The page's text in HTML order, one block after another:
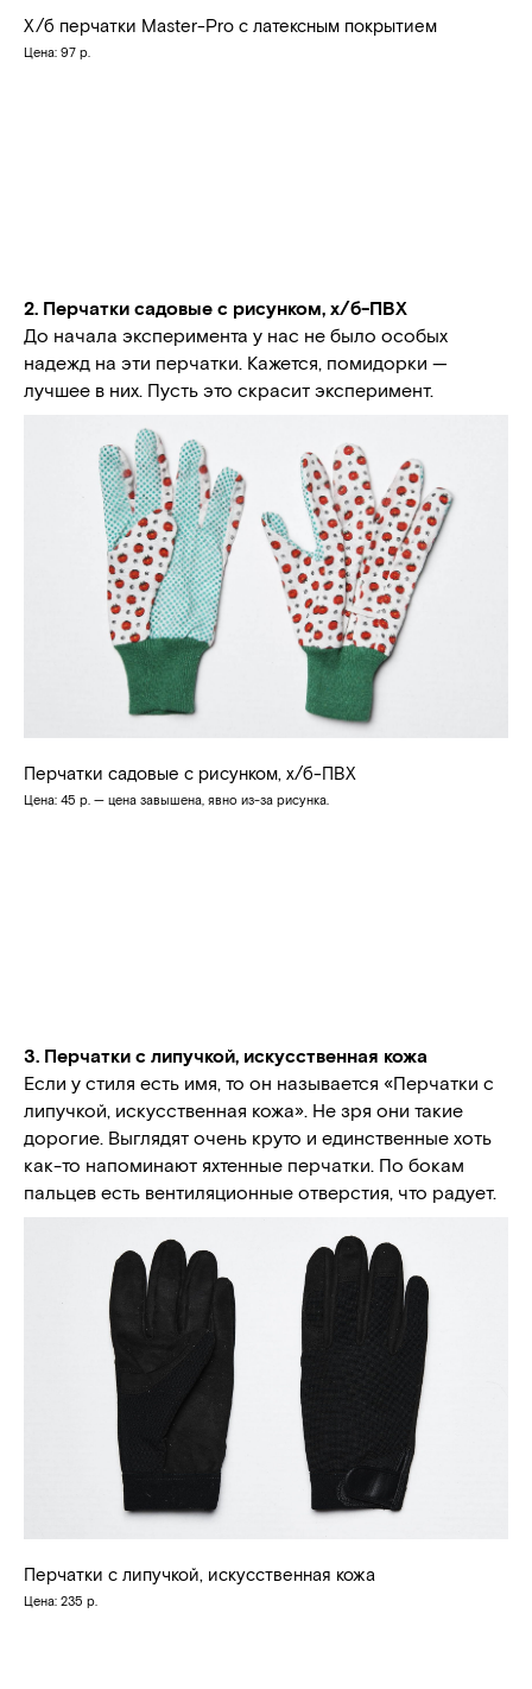
Х/б перчатки Master-Pro с латексным покрытием
Цена: 97 р.
2. Перчатки садовые с рисунком, х/б-ПВХ
До начала эксперимента у нас не было особых
надежд на эти перчатки. Кажется, помидорки —
лучшее в них. Пусть это скрасит эксперимент.
Перчатки садовые с рисунком, х/б-ПВХ
Цена: 45 р. — цена завышена, явно из-за рисунка.
3. Перчатки с липучкой, искусственная кожа
Если у стиля есть имя, то он называется «Перчатки с
липучкой, искусственная кожа». Не зря они такие
дорогие. Выглядят очень круто и единственные хоть
как-то напоминают яхтенные перчатки. По бокам
пальцев есть вентиляционные отверстия, что радует.
Перчатки с липучкой, искусственная кожа
Цена: 235 р.